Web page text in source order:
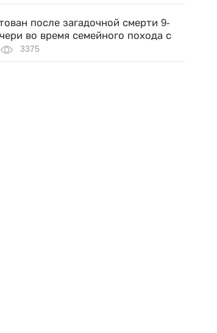
после загадочной смерти 9-
во время семейного похода с
3375